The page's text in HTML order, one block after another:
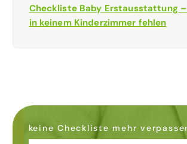
Checkliste Baby Erstausstattung
in keinem Kinderzimmer fehlen
keine Checkliste mehr